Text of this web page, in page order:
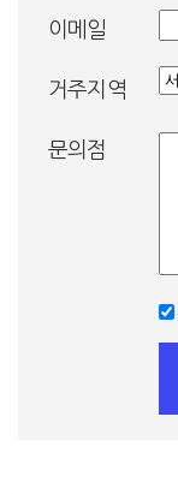
이메일
거주지역
문의점